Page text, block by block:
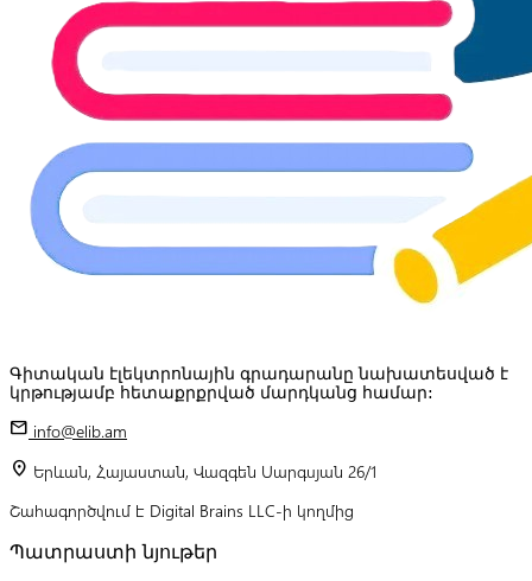
Գիտական էլեկտրոնային գրադարանը նախատեսված է
կրթությամբ հետաքրքրված մարդկանց համար:
mail info@elib.am
location_on Երևան, Հայաստան, Վազգեն Սարգսյան 26/1
Շահագործվում է Digital Brains LLC-ի կողմից
Պատրաստի նյութեր